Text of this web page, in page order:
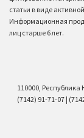
статьи в виде
Информационная
лиц старше 6 лет.
110000, Республика
(7142) 91-71-07 |